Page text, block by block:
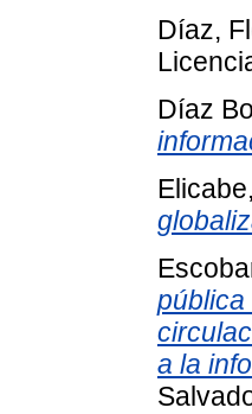
Díaz,
Díaz
pública
a la